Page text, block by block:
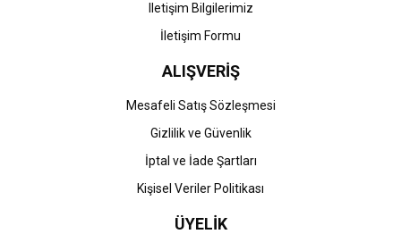
Iletişim Bilgilerimiz
İletişim Formu
ALIŞVERİŞ
Mesafeli Satış Sözleşmesi
Gizlilik ve Güvenlik
İptal ve İade Şartları
Kişisel Veriler Politikası
ÜYELİK